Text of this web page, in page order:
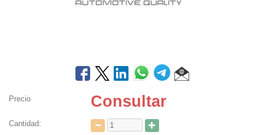
Precio Consultar
Cantidad: